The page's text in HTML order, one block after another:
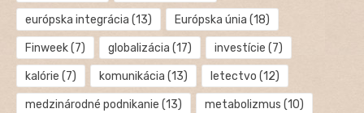
európska integrácia (13) Európska únia (18)
Finweek(7) globalizácia (17) investície (7)
kalórie (7) komunikácia (13) letectvo (12)
medzinárodné podnikanie (13) metabolizmus (10)